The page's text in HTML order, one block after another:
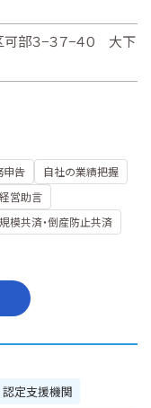
部３−３７−４０ 大下
申告
自社の業績把握
経営助言
模共済・倒産防止共済
認定支援機関